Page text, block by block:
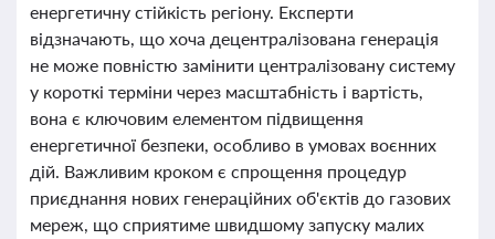
енергетичну стійкість регіону. Експерти
відзначають, що хоча децентралізована генерація
не може повністю замінити централізовану систему
у короткі терміни через масштабність і вартість,
вона є ключовим елементом підвищення
енергетичної безпеки, особливо в умовах воєнних
дій. Важливим кроком є спрощення процедур
приєднання нових генераційних об'єктів до газових
мереж, що сприятиме швидшому запуску малих